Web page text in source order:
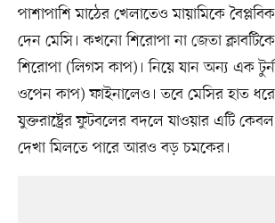
পাশাপাশি মাঠের খেলাতেও মায়ামিকে
দেন মেসি। কখনো শিরোপা না জেতা
শিরোপা (লিগস কাপ)। নিয়ে যান অন্য এক
ওপেন কাপ) ফাইনালেও। তবে মেসির হাত ধরে
যুক্তরাষ্ট্রের ফুটবলের বদলে যাওয়ার এটি
দেখা মিলতে পারে আরও বড় চমকের।